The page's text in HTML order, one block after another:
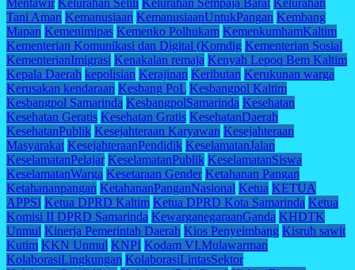
Mentawir Kelurahan Selili Kelurahan Sempaja Barat Kelurahan
Tani Aman Kemanusiaan KemanusiaanUntukPangan Kembang
Mapan Kemenimipas Kemenko Polhukam KemenkumhamKaltim
Kementerian Komunikasi dan Digital (Komdig Kementerian Sosial
KementerianImigrasi Kenakalan remaja Kenyah Lepoq Bem Kaltim
Kepala Daerah kepolisian Kerajinan Keributan Kerukunan warga
Kerusakan kendaraan Kesbang PoL Kesbangpol Kaltim
Kesbangpol Samarinda KesbangpolSamarinda Kesehatan
Kesehatan Geratis Kesehatan Gratis KesehatanDaerah
KesehatanPublik Kesejahteraan Karyawan Kesejahteraan
Masyarakat KesejahteraanPendidik KeselamatanJalan
KeselamatanPelajar KeselamatanPublik KeselamatanSiswa
KeselamatanWarga Kesetaraan Gender Ketahanan Pangan
Ketahananpangan KetahananPanganNasional Ketua KETUA
APPSI Ketua DPRD Kaltim Ketua DPRD Kota Samarinda Ketua
Komisi II DPRD Samarinda KewarganegaraanGanda KHDTK
Unmul Kinerja Pemerintah Daerah Kios Penyeimbang Kisruh sawit
Kutim KKN Unmul KNPI Kodam VI.Mulawarman
KolaborasiLingkungan KolaborasiLintasSektor